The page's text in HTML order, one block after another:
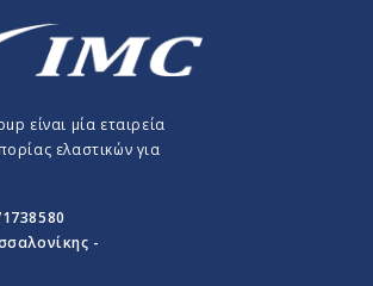
είναι μία εταιρεία
ελαστικών για
-